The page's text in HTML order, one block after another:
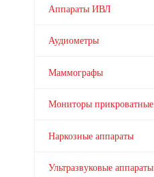
Аппараты ИВЛ
Аудиометры
Маммографы
Мониторы прикроватные
Наркозные аппараты
Ультразвуковые аппараты